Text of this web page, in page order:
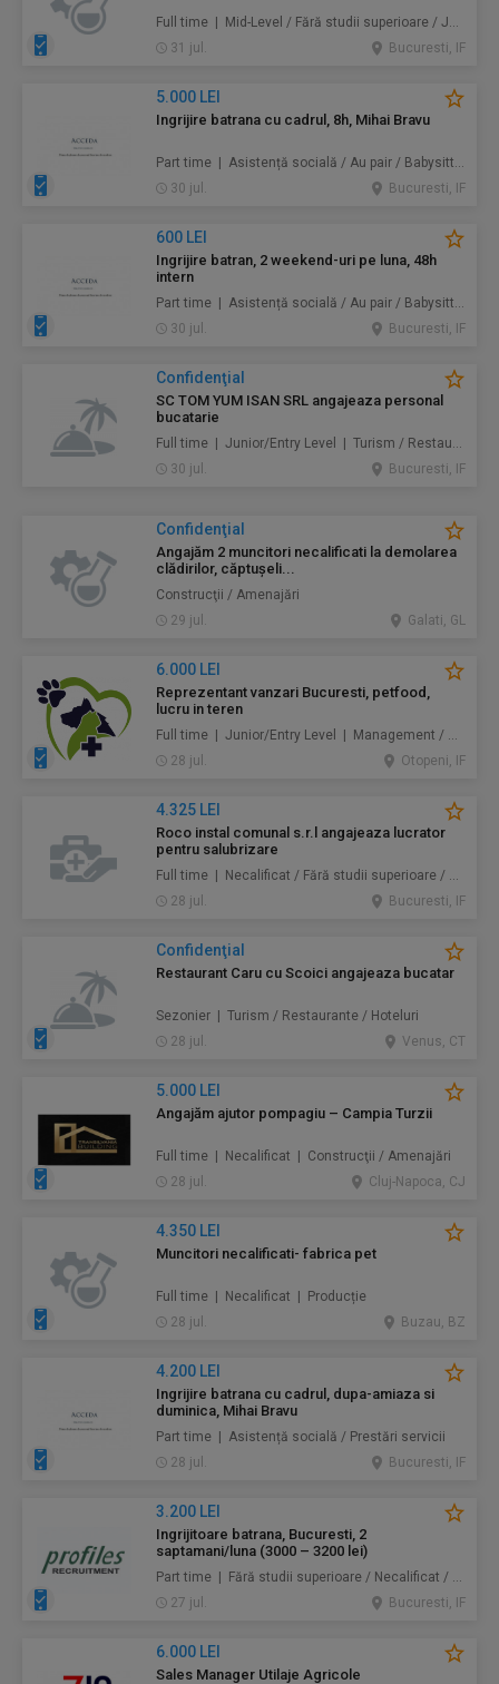
Full time | Mid-Level / Fără studii superioare / Junior/Entry Level | Mentenanță / Instalații
31 jul.
Bucuresti, IF
5.000 LEI
Ingrijire batrana cu cadrul, 8h, Mihai Bravu
Part time | Asistență socială / Au pair / Babysitter / Curăţenie / Prestări servicii
30 jul.
Bucuresti, IF
600 LEI
Ingrijire batran, 2 weekend-uri pe luna, 48h
intern
Part time | Asistență socială / Au pair / Babysitter / Curăţenie / Prestări servicii
30 jul.
Bucuresti, IF
Confidenţial
SC TOM YUM ISAN SRL angajeaza personal
bucatarie
Full time | Junior/Entry Level | Turism / Restaurante / Hoteluri
30 jul.
Bucuresti, IF
Confidenţial
Angajăm 2 muncitori necalificati la demolarea
clădirilor, căptușeli...
Construcţii / Amenajări
29 jul.
Galati, GL
6.000 LEI
Reprezentant vanzari Bucuresti, petfood,
lucru in teren
Full time | Junior/Entry Level | Management / Vânzări
28 jul.
Otopeni, IF
4.325 LEI
Roco instal comunal s.r.l angajeaza lucrator
pentru salubrizare
Full time | Necalificat / Fără studii superioare / Junior/Entry Level | Protecţia mediului / Prestări servicii
28 jul.
Bucuresti, IF
Confidenţial
Restaurant Caru cu Scoici angajeaza bucatar
Sezonier | Turism / Restaurante / Hoteluri
28 jul.
Venus, CT
5.000 LEI
Angajăm ajutor pompagiu – Campia Turzii
Full time | Necalificat | Construcţii / Amenajări
28 jul.
Cluj-Napoca, CJ
4.350 LEI
Muncitori necalificati- fabrica pet
Full time | Necalificat | Producție
28 jul.
Buzau, BZ
4.200 LEI
Ingrijire batrana cu cadrul, dupa-amiaza si
duminica, Mihai Bravu
Part time | Asistență socială / Prestări servicii
28 jul.
Bucuresti, IF
3.200 LEI
Ingrijitoare batrana, Bucuresti, 2
saptamani/luna (3000 – 3200 lei)
Part time | Fără studii superioare / Necalificat / Mid-Level | Au pair / Babysitter / Curăţenie / Prestări servicii
27 jul.
Bucuresti, IF
6.000 LEI
Sales Manager Utilaje Agricole